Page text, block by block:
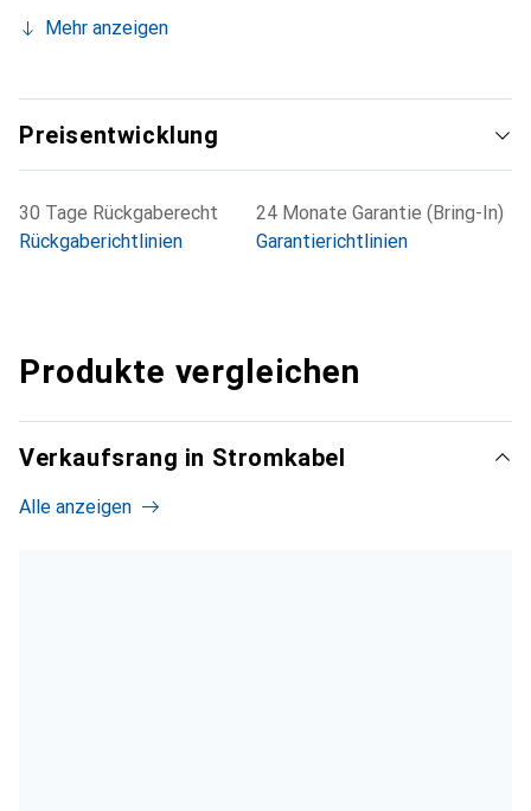
Mehr anzeigen
Preisentwicklung
30 Tage Rückgaberecht
Rückgaberichtlinien
24 Monate Garantie (Bring-In)
Garantierichtlinien
Produkte vergleichen
Verkaufsrang in Stromkabel
Alle anzeigen